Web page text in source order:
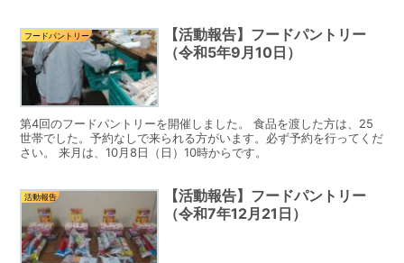
フードパントリー
【活動報告】フードパントリー
（令和5年9月10日）
第4回のフードパントリーを開催しました。 食品を渡した方は、25
世帯でした。予約なしで来られる方がいます。必ず予約を行ってくだ
さい。 来月は、10月8日（日）10時からです。
活動報告
【活動報告】フードパントリー
（令和7年12月21日）